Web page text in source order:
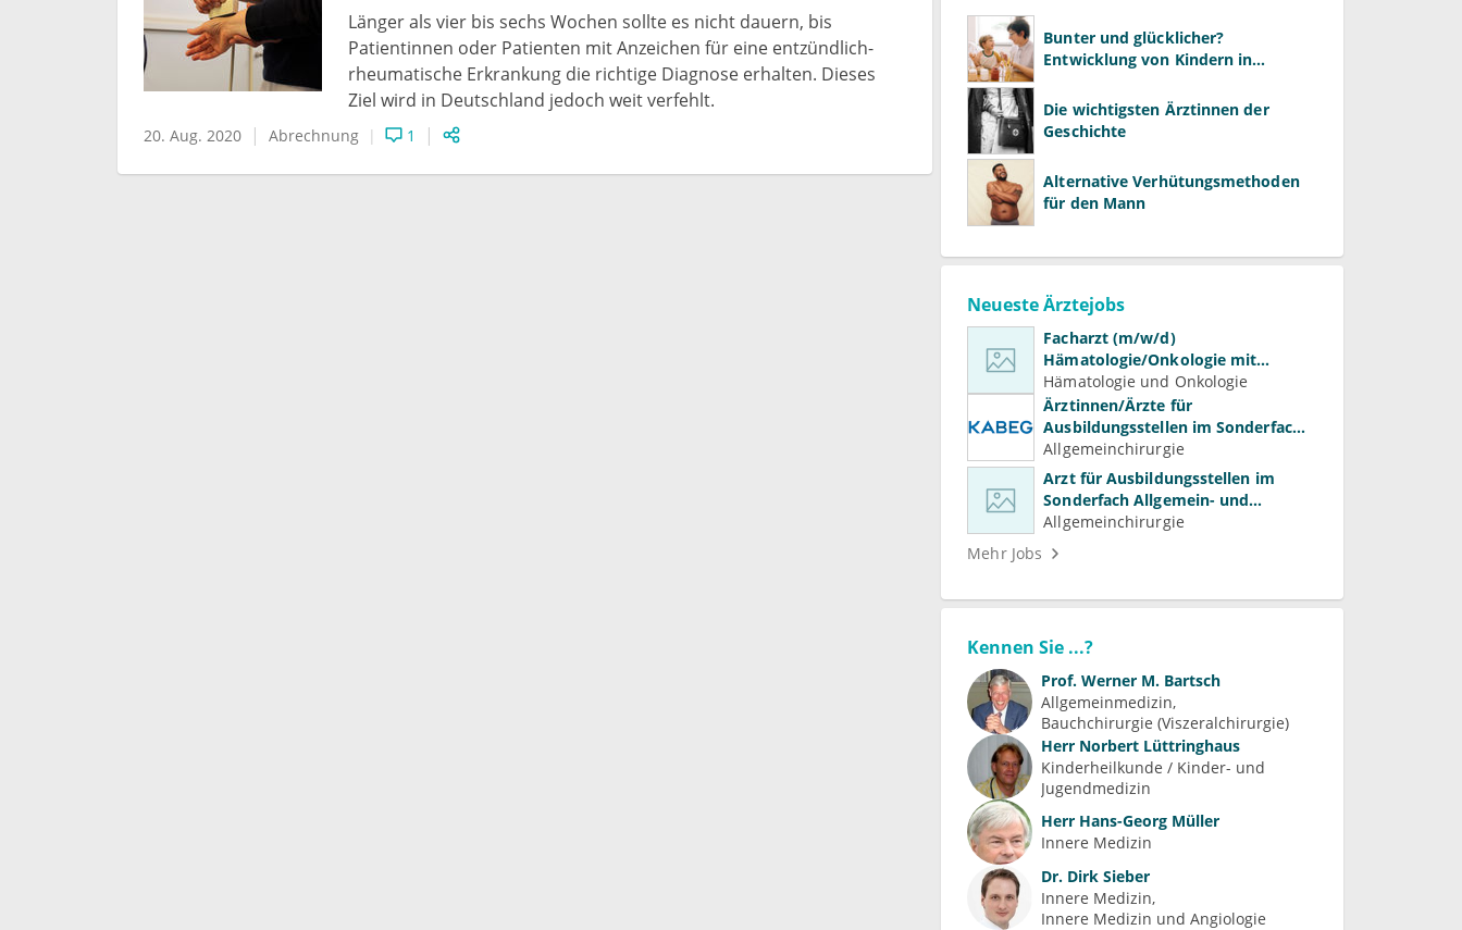
Länger als vier bis sechs Wochen sollte es nicht dauern, bis
Patientinnen oder Patienten mit Anzeichen für eine entzündlich-
rheumatische Erkrankung die richtige Diagnose erhalten. Dieses
Ziel wird in Deutschland jedoch weit verfehlt.
20. Aug. 2020 Abrechnung 1
Bunter und glücklicher?
Entwicklung von Kindern in
Die wichtigsten Ärztinnen der
Geschichte
Alternative Verhütungsmethoden
für den Mann
Neueste Ärztejobs
Facharzt (m/w/d)
Hämatologie/Onkologie mit
Beteiligung an Forschung und
Lehre
Hämatologie und Onkologie
Ärztinnen/Ärzte für
Ausbildungsstellen im Sonderfach
Allgemein- und Viszeralchirurgie
Allgemeinchirurgie
Arzt für Ausbildungsstellen im
Sonderfach Allgemein- und
Gefäßchirurgie (m/w/d)
Allgemeinchirurgie
Mehr Jobs
Kennen Sie ...?
Prof. Werner M. Bartsch
Allgemeinmedizin
Bauchchirurgie (Viszeralchirurgie)
Herr Norbert Lüttringhaus
Kinderheilkunde / Kinder- und
Jugendmedizin
Herr Hans-Georg Müller
Innere Medizin
Dr. Dirk Sieber
Innere Medizin
Innere Medizin und Angiologie